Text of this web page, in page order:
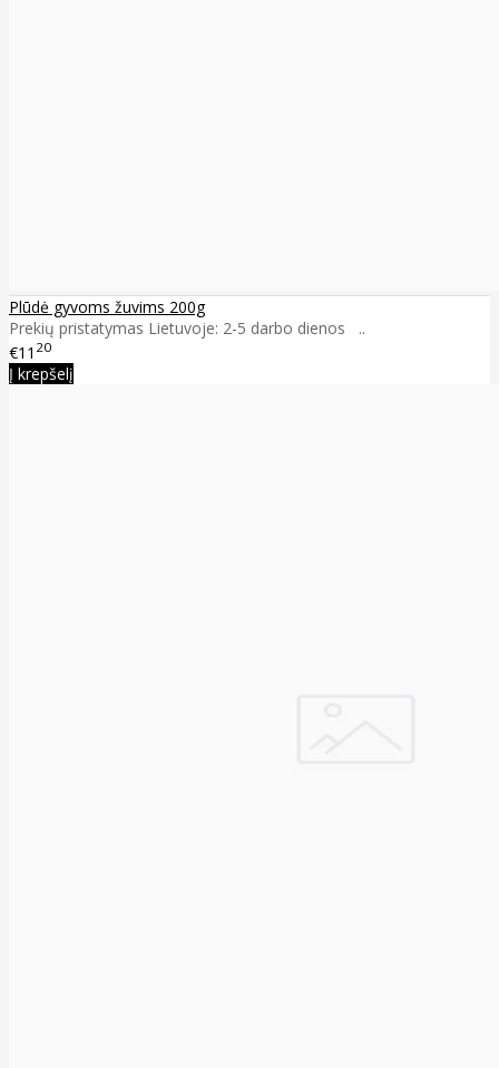
Plūdė gyvoms žuvims 200g
Prekių pristatymas Lietuvoje: 2-5 darbo dienos ..
€11 20
Į krepšelį